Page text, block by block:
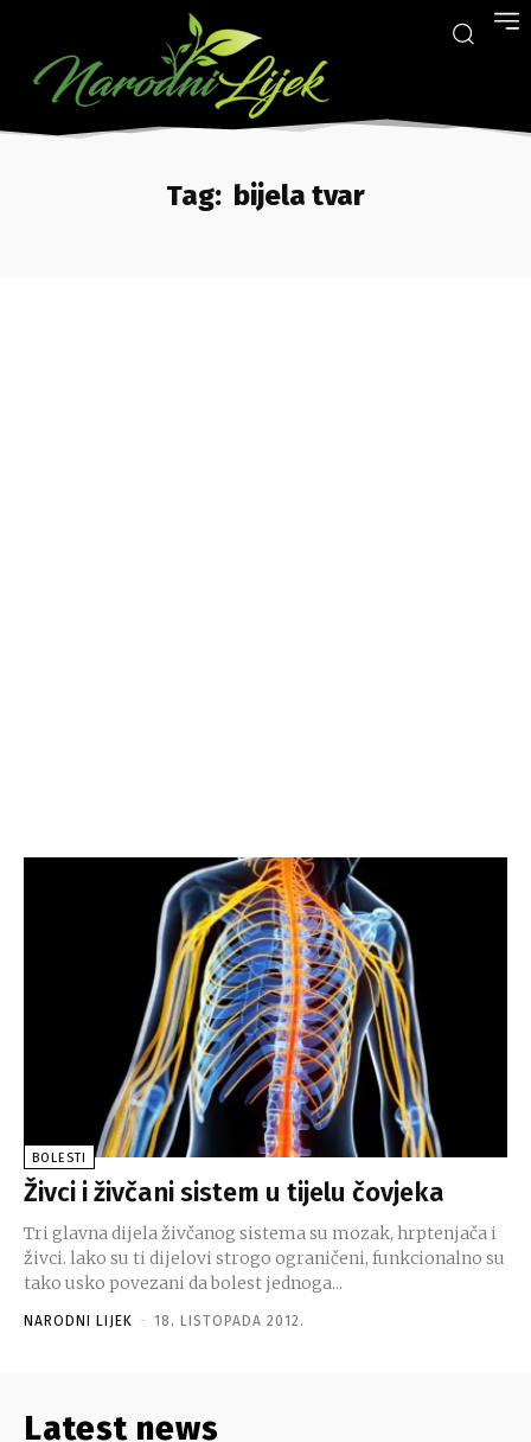
Tag: bijela tvar
BOLESTI
Živci i živčani sistem u tijelu čovjeka
Tri glavna dijela živčanog sistema su mozak, hrptenjača i
živci. lako su ti dijelovi strogo ograničeni, funkcionalno su
tako usko povezani da bolest jednoga...
NARODNI LIJEK - 18. LISTOPADA 2012.
Latest news